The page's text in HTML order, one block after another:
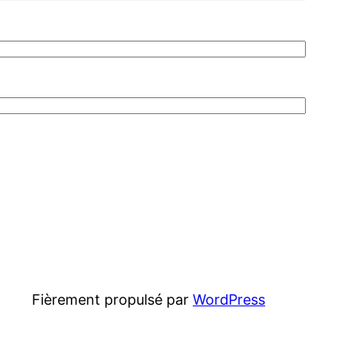
Fièrement propulsé par WordPress